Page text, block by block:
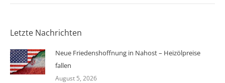
Letzte Nachrichten
Neue Friedenshoffnung in Nahost – Heizölpreise
fallen
August 5, 2026